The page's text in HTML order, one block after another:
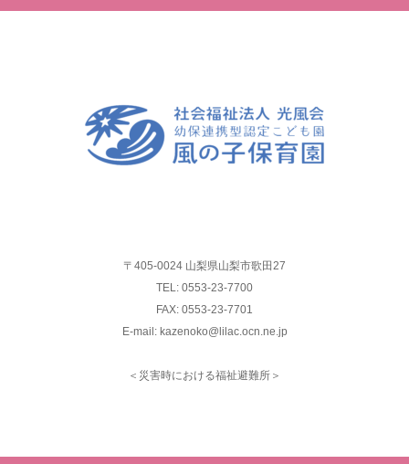
〒405-0024 山梨県山梨市歌田27
TEL: 0553-23-7700
FAX: 0553-23-7701
E-mail: kazenoko@lilac.ocn.ne.jp
＜災害時における福祉避難所＞